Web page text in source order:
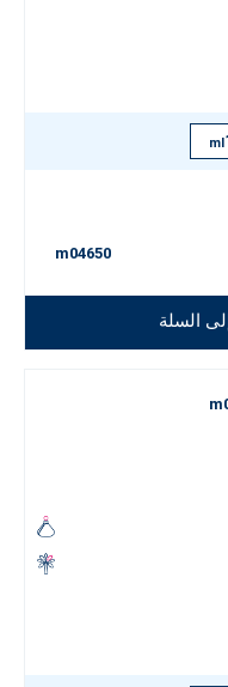
ml
m04650
السلة